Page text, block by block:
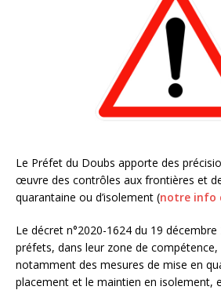
Le Préfet du Doubs apporte des
œuvre des contrôles aux frontières et
quarantaine ou d’isolement (notre info
Le décret n°2020-1624 du 19
préfets, dans leur zone de compétence,
notamment des mesures de mise en
placement et le maintien en isolement,